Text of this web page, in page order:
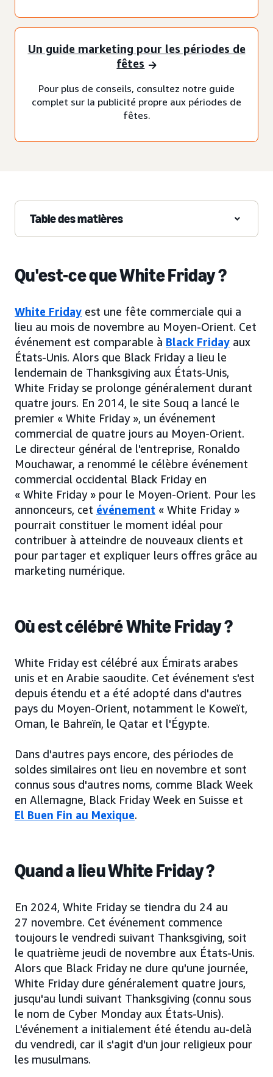
Un guide marketing pour les périodes de
fêtes
Pour plus de conseils, consultez notre guide
complet sur la publicité propre aux périodes de
fêtes.
Table des matières
Qu'est-ce que White Friday ?
White Friday est une fête commerciale qui a
lieu au mois de novembre au Moyen-Orient. Cet
événement est comparable à Black Friday aux
États-Unis. Alors que Black Friday a lieu le
lendemain de Thanksgiving aux États-Unis,
White Friday se prolonge généralement durant
quatre jours. En 2014, le site Souq a lancé le
premier « White Friday », un événement
commercial de quatre jours au Moyen-Orient.
Le directeur général de l'entreprise, Ronaldo
Mouchawar, a renommé le célèbre événement
commercial occidental Black Friday en
« White Friday » pour le Moyen-Orient. Pour les
annonceurs, cet événement « White Friday »
pourrait constituer le moment idéal pour
contribuer à atteindre de nouveaux clients et
pour partager et expliquer leurs offres grâce au
marketing numérique.
Où est célébré White Friday ?
White Friday est célébré aux Émirats arabes
unis et en Arabie saoudite. Cet événement s'est
depuis étendu et a été adopté dans d'autres
pays du Moyen-Orient, notamment le Koweït,
Oman, le Bahreïn, le Qatar et l'Égypte.
Dans d'autres pays encore, des périodes de
soldes similaires ont lieu en novembre et sont
connus sous d'autres noms, comme Black Week
en Allemagne, Black Friday Week en Suisse et
El Buen Fin au Mexique.
Quand a lieu White Friday ?
En 2024, White Friday se tiendra du 24 au
27 novembre. Cet événement commence
toujours le vendredi suivant Thanksgiving, soit
le quatrième jeudi de novembre aux États-Unis.
Alors que Black Friday ne dure qu'une journée,
White Friday dure généralement quatre jours,
jusqu'au lundi suivant Thanksgiving (connu sous
le nom de Cyber Monday aux États-Unis).
L'événement a initialement été étendu au-delà
du vendredi, car il s'agit d'un jour religieux pour
les musulmans.